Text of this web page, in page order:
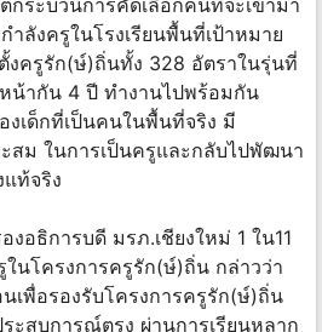
กระบวนการคัดเลือกคนที่จะเข้ามา
ำลังครูในโรงเรียนพื้นที่เป้าหมาย
งครูรัก(ษ์)ถิ่นทั้ง 328 อัตราในรุ่นที่
หน้ากัน 4 ปี ทำงานไปพร้อมกัน
งเด็กที่เป็นคนในพื้นที่จริง มี
ม ในการเป็นครูและกลับไปพัฒนา
แท้จริง
อธิการบดี มรภ.เชียงใหม่ 1 ใน11
นโครงการครูรัก(ษ์)ถิ่น กล่าวว่า
เพื่อรองรับโครงการครูรัก(ษ์)ถิ่น
ะสบการณ์ตรง ผ่านการเรียนหลาก